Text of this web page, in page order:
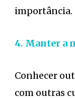
importância.
4. Manter a
Conhecer
com outras